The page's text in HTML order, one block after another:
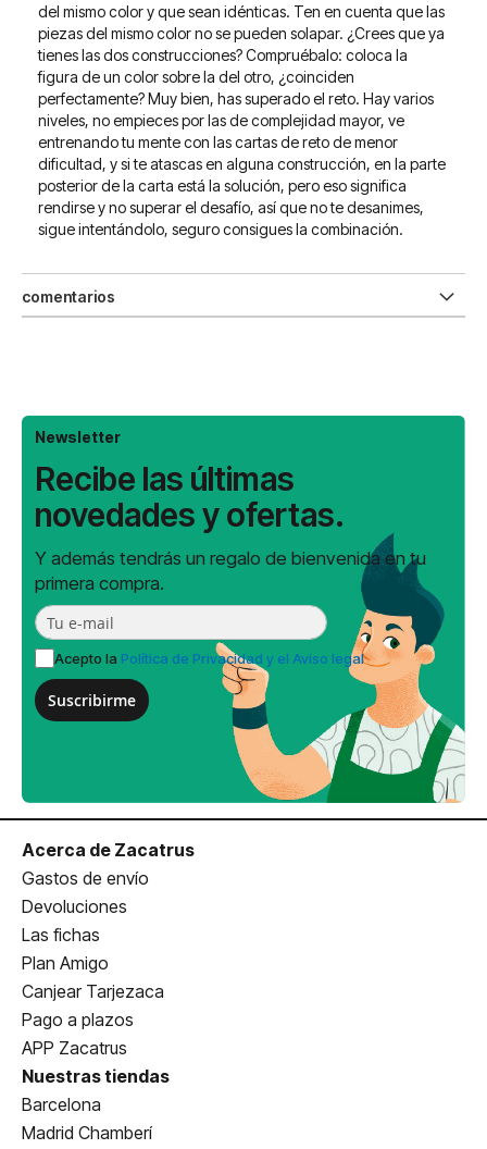
del mismo color y que sean idénticas. Ten en cuenta que las
piezas del mismo color no se pueden solapar. ¿Crees que ya
tienes las dos construcciones? Compruébalo: coloca la
figura de un color sobre la del otro, ¿coinciden
perfectamente? Muy bien, has superado el reto. Hay varios
niveles, no empieces por las de complejidad mayor, ve
entrenando tu mente con las cartas de reto de menor
dificultad, y si te atascas en alguna construcción, en la parte
posterior de la carta está la solución, pero eso significa
rendirse y no superar el desafío, así que no te desanimes,
sigue intentándolo, seguro consigues la combinación.
comentarios
Newsletter
Recibe las últimas
novedades y ofertas.
Y además tendrás un regalo de bienvenida en tu
primera compra.
Acepto la Política de Privacidad y el Aviso legal
Suscribirme
Acerca de Zacatrus
Gastos de envío
Devoluciones
Las fichas
Plan Amigo
Canjear Tarjezaca
Pago a plazos
APP Zacatrus
Nuestras tiendas
Barcelona
Madrid Chamberí